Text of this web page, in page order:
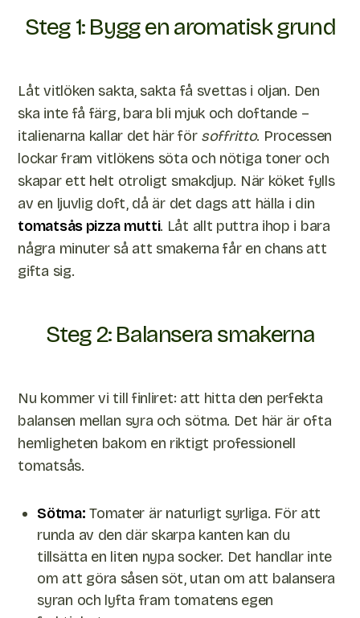
Steg 1: Bygg en aromatisk grund
Låt vitlöken sakta, sakta få svettas i oljan. Den
ska inte få färg, bara bli mjuk och doftande –
italienarna kallar det här för soffritto. Processen
lockar fram vitlökens söta och nötiga toner och
skapar ett helt otroligt smakdjup. När köket fylls
av en ljuvlig doft, då är det dags att hälla i din
tomatsås pizza mutti. Låt allt puttra ihop i bara
några minuter så att smakerna får en chans att
gifta sig.
Steg 2: Balansera smakerna
Nu kommer vi till finliret: att hitta den perfekta
balansen mellan syra och sötma. Det här är ofta
hemligheten bakom en riktigt professionell
tomatsås.
Sötma: Tomater är naturligt syrliga. För att
runda av den där skarpa kanten kan du
tillsätta en liten nypa socker. Det handlar inte
om att göra såsen söt, utan om att balansera
syran och lyfta fram tomatens egen